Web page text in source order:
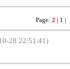
Page: 2 1
28 22:51:41)